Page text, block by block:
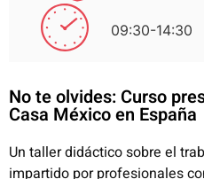
09:30-14:30
No te olvides: Curso
Casa México en España
Un taller didáctico sobre el
impartido por profesionales